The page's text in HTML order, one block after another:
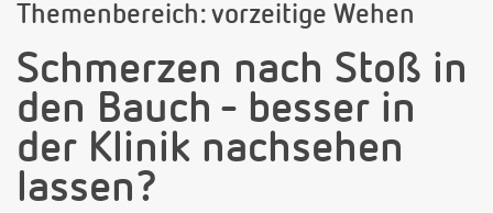
Themenbereich: vorzeitige Wehen
Schmerzen nach Stoß in
den Bauch - besser in
der Klinik nachsehen
lassen?